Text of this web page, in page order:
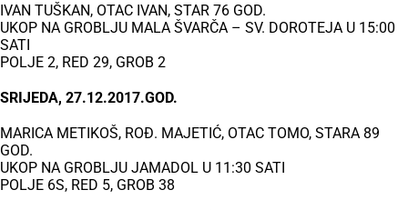
IVAN TUŠKAN, OTAC IVAN, STAR 76 GOD.
UKOP NA GROBLJU MALA ŠVARČA – SV. DOROTEJA U 15:00
SATI
POLJE 2, RED 29, GROB 2
SRIJEDA, 27.12.2017.GOD.
MARICA METIKOŠ, ROĐ. MAJETIĆ, OTAC TOMO, STARA 89
GOD.
UKOP NA GROBLJU JAMADOL U 11:30 SATI
POLJE 6S, RED 5, GROB 38